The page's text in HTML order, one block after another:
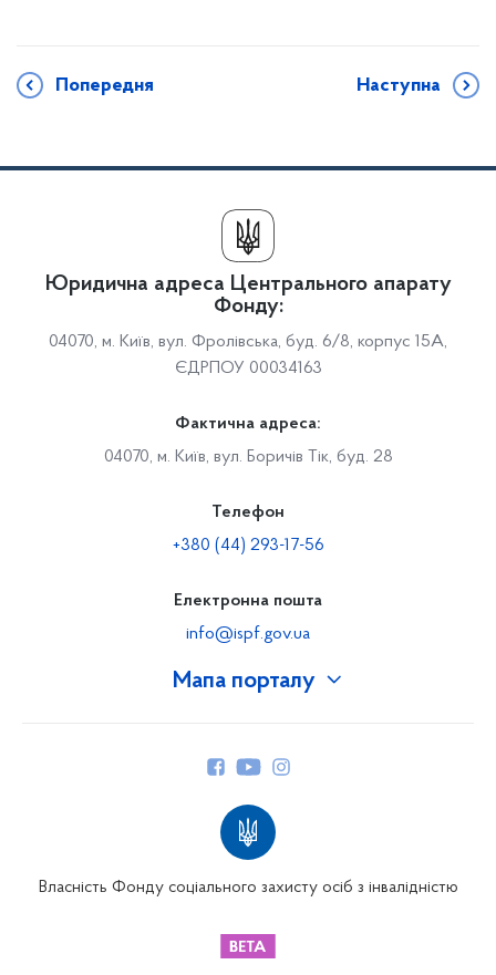
Попередня Наступна
Мапа порталу
Юридична адреса Центрального апарату
Фонду:
04070, м. Київ, вул. Фролівська, буд. 6/8, корпус 15А,
ЄДРПОУ 00034163
Фактична адреса:
04070, м. Київ, вул. Боричів Тік, буд. 28
Телефон
+380 (44) 293-17-56
Електронна пошта
info@ispf.gov.ua
Власність Фонду соціального захисту осіб з інвалідністю